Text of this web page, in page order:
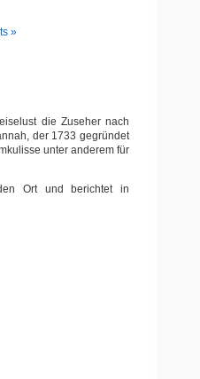
»
die Zuseher nach
der 1733 gegründet
unter anderem für
Ort und berichtet in